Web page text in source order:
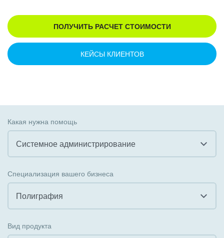
ПОЛУЧИТЬ РАСЧЕТ СТОИМОСТИ
КЕЙСЫ КЛИЕНТОВ
Какая нужна помощь
Системное администрирование
Внедрение КЭДО
Интеграция с 1С
Специализация вашего бизнеса
Полиграфия
Вид продукта